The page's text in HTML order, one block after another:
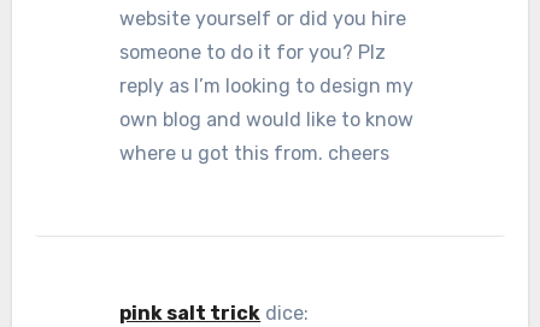
website yourself or did you hire
someone to do it for you? Plz
reply as I’m looking to design my
own blog and would like to know
where u got this from. cheers
pink salt trick dice: